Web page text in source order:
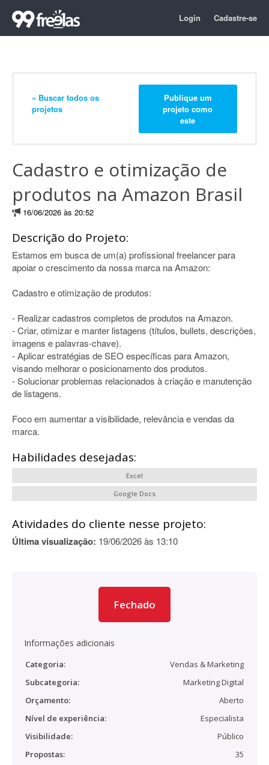
Login Cadastre-se
« Buscar todos os
projetos
Publique um
projeto como
este
Cadastro e otimização de
produtos na Amazon Brasil
16/06/2026 às 20:52
Descrição do Projeto:
Estamos em busca de um(a) profissional freelancer para
apoiar o crescimento da nossa marca na Amazon:
Cadastro e otimização de produtos:
- Realizar cadastros completos de produtos na Amazon.
- Criar, otimizar e manter listagens (títulos, bullets, descrições,
imagens e palavras-chave).
- Aplicar estratégias de SEO específicas para Amazon,
visando melhorar o posicionamento dos produtos.
- Solucionar problemas relacionados à criação e manutenção
de listagens.
Foco em aumentar a visibilidade, relevância e vendas da
marca.
Habilidades desejadas:
Excel
Google Docs
Atividades do cliente nesse projeto:
Última visualização: 19/06/2026 às 13:10
Fechado
Informações adicionais
Categoria:
Vendas & Marketing
Subcategoria:
Marketing Digital
Orçamento:
Aberto
Nível de experiência:
Especialista
Visibilidade:
Público
Propostas:
35